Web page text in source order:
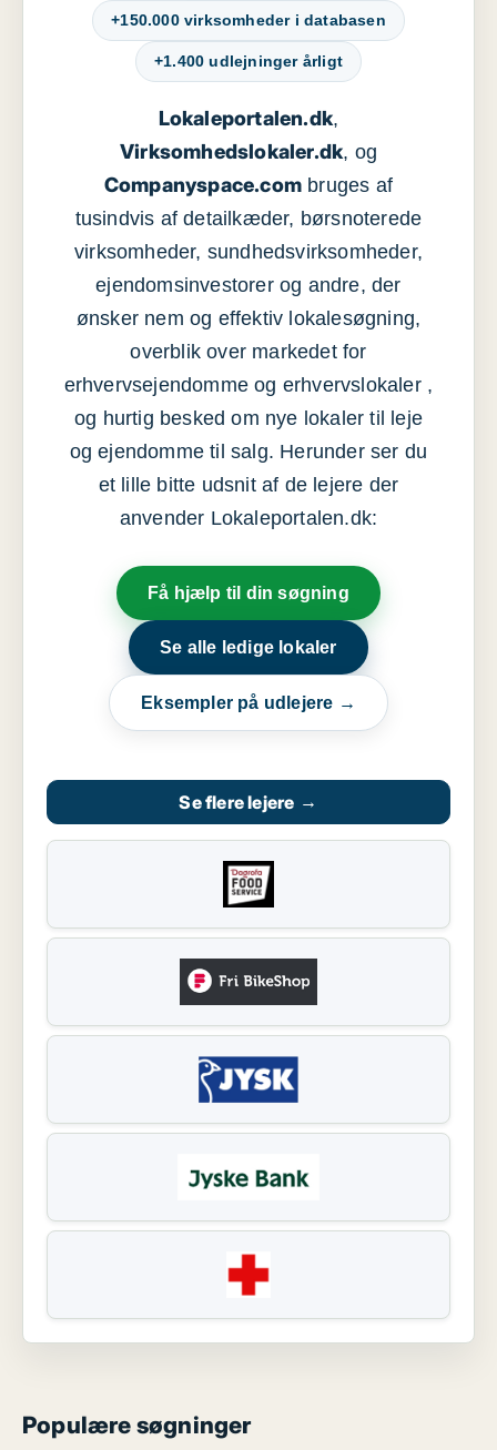
+150.000 virksomheder i databasen
+1.400 udlejninger årligt
Lokaleportalen.dk,
Virksomhedslokaler.dk, og
Companyspace.com bruges af
tusindvis af detailkæder, børsnoterede
virksomheder, sundhedsvirksomheder,
ejendomsinvestorer og andre, der
ønsker nem og effektiv lokalesøgning,
overblik over markedet for
erhvervsejendomme og erhvervslokaler ,
og hurtig besked om nye lokaler til leje
og ejendomme til salg. Herunder ser du
et lille bitte udsnit af de lejere der
anvender Lokaleportalen.dk:
Få hjælp til din søgning
Se alle ledige lokaler
Eksempler på udlejere →
Se flere lejere →
Populære søgninger